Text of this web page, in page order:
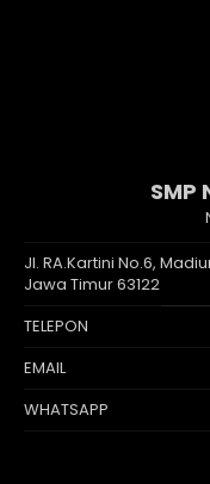
SMP
Jl. RA.Kartini No.6,
Jawa Timur 63122
TELEPON
EMAIL
WHATSAPP